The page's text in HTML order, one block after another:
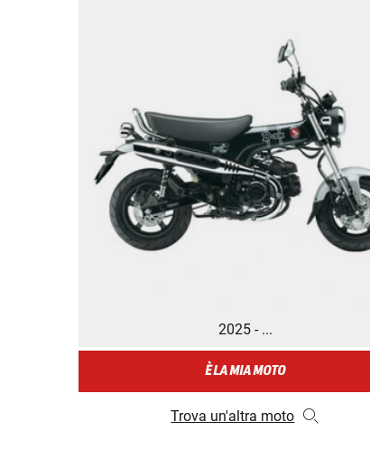
2025 - ...
È LA MIA MOTO
Trova un'altra moto